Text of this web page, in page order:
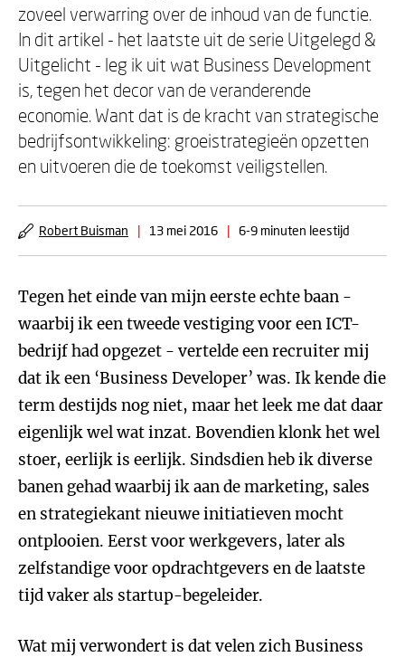
zoveel verwarring over de inhoud van de functie.
In dit artikel - het laatste uit de serie Uitgelegd &
Uitgelicht - leg ik uit wat Business Development
is, tegen het decor van de veranderende
economie. Want dat is de kracht van strategische
bedrijfsontwikkeling: groeistrategieën opzetten
en uitvoeren die de toekomst veiligstellen.
Robert Buisman | 13 mei 2016 | 6-9 minuten leestijd
Tegen het einde van mijn eerste echte baan -
waarbij ik een tweede vestiging voor een ICT-
bedrijf had opgezet - vertelde een recruiter mij
dat ik een ‘Business Developer’ was. Ik kende die
term destijds nog niet, maar het leek me dat daar
eigenlijk wel wat inzat. Bovendien klonk het wel
stoer, eerlijk is eerlijk. Sindsdien heb ik diverse
banen gehad waarbij ik aan de marketing, sales
en strategiekant nieuwe initiatieven mocht
ontplooien. Eerst voor werkgevers, later als
zelfstandige voor opdrachtgevers en de laatste
tijd vaker als startup-begeleider.
Wat mij verwondert is dat velen zich Business